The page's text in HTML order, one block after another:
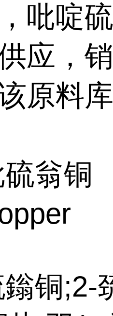
吡啶
应，
原料
翁铜
铜;2-